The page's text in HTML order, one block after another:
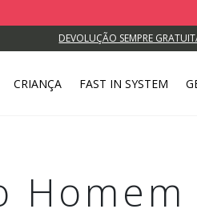
DEVOLUÇÃO SEMPRE
CRIANÇA FAST IN SYSTEM
Homem